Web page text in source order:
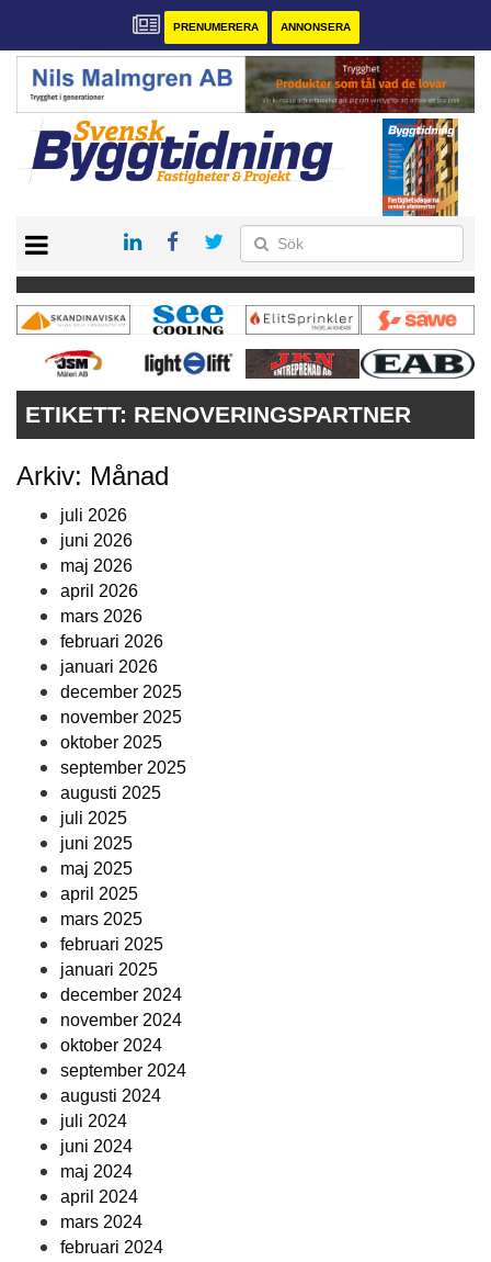
PRENUMERERA ANNONSERA
PRENUMERERA
VÅRA ANDRA MAGASIN
ANNONSERA
ETIKETT: RENOVERINGSPARTNER
Arkiv: Månad
juli 2026
juni 2026
maj 2026
april 2026
mars 2026
februari 2026
januari 2026
december 2025
november 2025
oktober 2025
september 2025
augusti 2025
juli 2025
juni 2025
maj 2025
april 2025
mars 2025
februari 2025
januari 2025
december 2024
november 2024
oktober 2024
september 2024
augusti 2024
juli 2024
juni 2024
maj 2024
april 2024
mars 2024
februari 2024